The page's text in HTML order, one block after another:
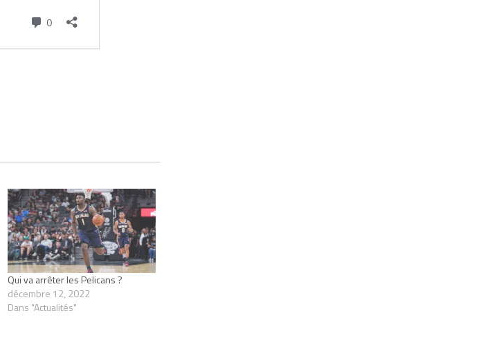
Qui va arrêter les Pelicans ?
décembre 12, 2022
Dans "Actualités"